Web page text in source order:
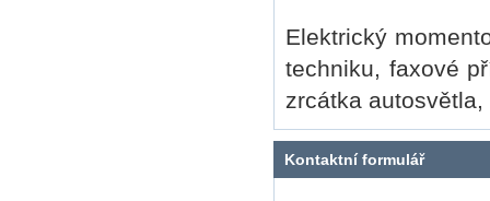
Elektrický
techniku, faxové
zrcátka
Kontaktní formulář